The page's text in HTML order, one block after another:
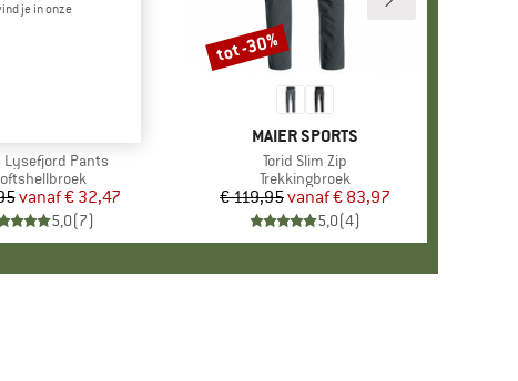
Lysefjord Pants
Prijs
Verlaagde prijs
vanaf€ 32,47
5,0(7)
MERK
MAIER SPORTS
Artikel
Torid Slim Zip
Productgroep
Trekkingbroek
Prijs
€ 119,95 Verlaagde prijs
vanaf€ 83,97
5,0(4)
Korting
tot -30%
je in onze